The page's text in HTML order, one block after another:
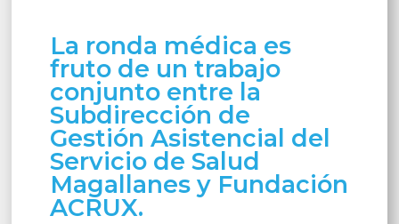
La ronda médica es
fruto de un trabajo
conjunto entre la
Subdirección de
Gestión Asistencial del
Servicio de Salud
Magallanes y Fundación
ACRUX.